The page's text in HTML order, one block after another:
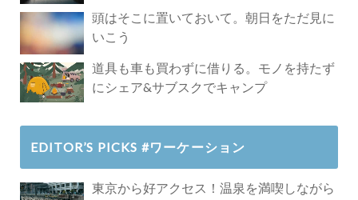
頭はそこに置いておいて。朝日をただ見に
いこう
道具も車も買わずに借りる。モノを持たず
にシェア&サブスクでキャンプ
EDITOR’S PICKS #ワーケーション
東京から好アクセス！温泉を満喫しながら